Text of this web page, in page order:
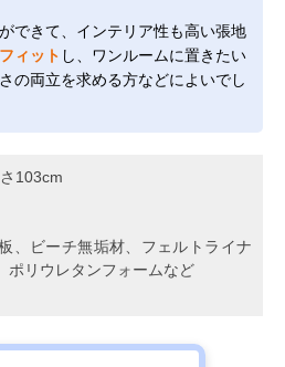
できて、インテリア性も高い張地
ィット し、ワンルームに置きたい
の両立を求める方などによいでし
103cm
、ビーチ無垢材、フェルトライナ
ポリウレタンフォームなど